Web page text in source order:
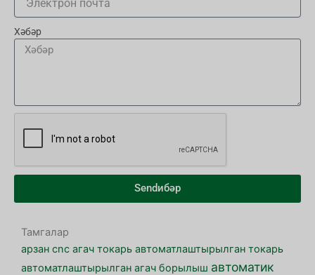
Хәбәр
Sendибәр
Тамгалар
арзан cnc агач токарь автоматлаштырылган токарь
автоматлаштырылган агач борылыш автоматик